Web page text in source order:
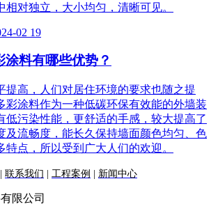
相对独立，大小均匀，清晰可见。
02 19
涂料有哪些优势？
提高，人们对居住环境的要求也随之提
彩涂料作为一种低碳环保有效能的外墙装
低污染性能，更舒适的手感，较大提高了
及流畅度，能长久保持墙面颜色均匀、色
特点，所以受到广大人们的欢迎。
联系我们 工程案例 新闻中心
限公司